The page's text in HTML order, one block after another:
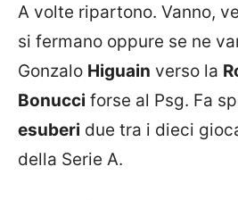
A volte ripartono. Vanno,
si fermano oppure se ne
Gonzalo Higuain verso la
Bonucci forse al Psg. Fa
esuberi due tra i dieci
della Serie A.